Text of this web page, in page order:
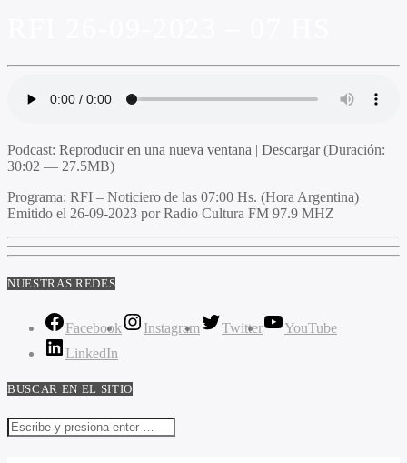
Podcast: Reproducir en una nueva ventana | Descargar(Duración:
30:02 — 27.5MB)
Programa: RFI – Noticiero de las 07:00 Hs. (Hora Argentina)
Emitido el 26-09-2023 por Radio Cultura FM 97.9 MHZ
NUESTRAS REDES
Facebook Instagram Twitter
YouTube
LinkedIn
BUSCAR EN EL SITIO